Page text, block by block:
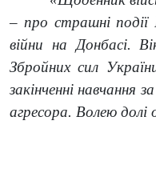
– про страшні події
війни на Донбасі.
Збройних сил
закінченні навчання
агресора. Волею долі